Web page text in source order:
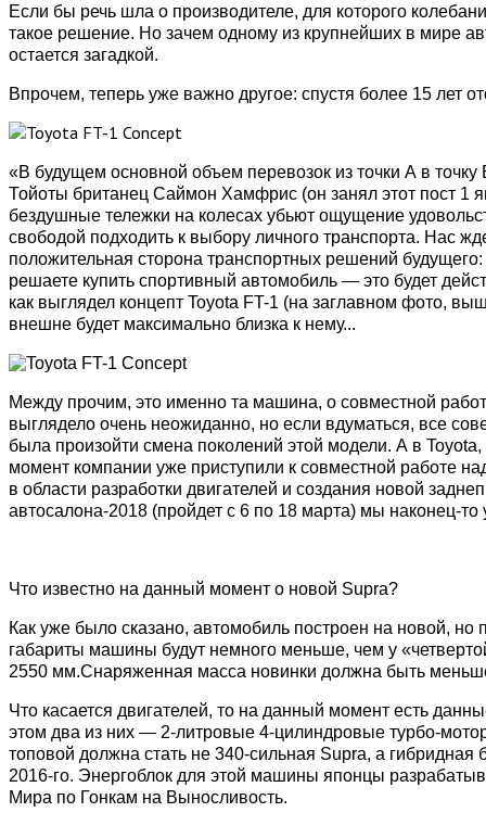
Если бы речь шла о производителе, для которого
такое решение. Но зачем одному из крупнейших в мире
остается загадкой.
Впрочем, теперь уже важно другое: спустя более 15 лет
«В будущем основной объем перевозок из точки А в
Тойоты британец Саймон Хамфрис (он занял этот пост 1
бездушные тележки на колесах убьют ощущение
свободой подходить к выбору личного транспорта. Нас
положительная сторона транспортных решений
решаете купить спортивный автомобиль — это будет
как выглядел концепт Toyota FT-1 (на заглавном фото,
внешне будет максимально близка к нему...
Между прочим, это именно та машина, о совместной
выглядело очень неожиданно, но если вдуматься, все
была произойти смена поколений этой модели. А в
момент компании уже приступили к совместной работе
в области разработки двигателей и создания новой
автосалона-2018 (пройдет с 6 по 18 марта) мы наконец-
Что известно на данный момент о новой Supra?
Как уже было сказано, автомобиль построен на новой,
габариты машины будут немного меньше, чем у
2550 мм.Снаряженная масса новинки должна быть
Что касается двигателей, то на данный момент есть
этом два из них — 2-литровые 4-цилиндровые турбо-
топовой должна стать не 340-сильная Supra, а
2016-го. Энергоблок для этой машины японцы
Мира по Гонкам на Выносливость.